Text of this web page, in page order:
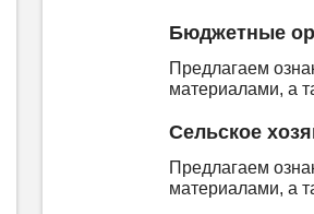
Бюджетные
Предлагаем
материалами, а
Сельское
Предлагаем
материалами, а